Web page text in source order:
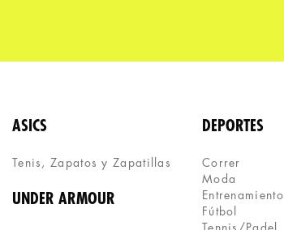
ASICS
Tenis, Zapatos y Zapatillas
UNDER ARMOUR
DEPORTES
Correr
Moda
Entrenamiento
Fútbol
Tennis/Padel